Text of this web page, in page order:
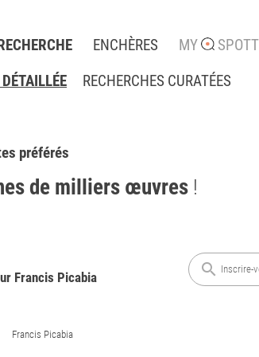
RECHERCHE
RECHERCHES CURATÉES
ENCHÈRES MY
préférés
de milliers œuvres !
Francis Picabia search Inscrire-
Francis Picabia